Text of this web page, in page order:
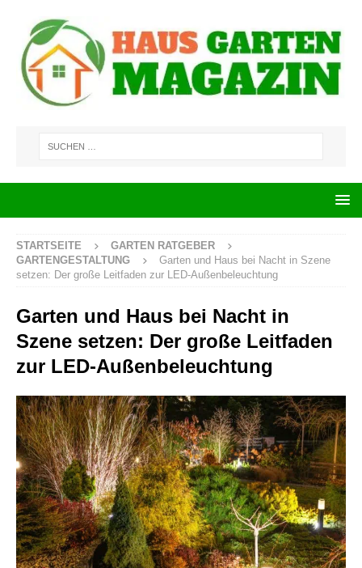
STARTSEITE
GARTEN RATGEBER
GARTENGESTALTUNG
Garten und Haus bei Nacht in Szene
setzen: Der große Leitfaden zur LED-Außenbeleuchtung
Garten und Haus bei Nacht in
Szene setzen: Der große Leitfaden
zur LED-Außenbeleuchtung